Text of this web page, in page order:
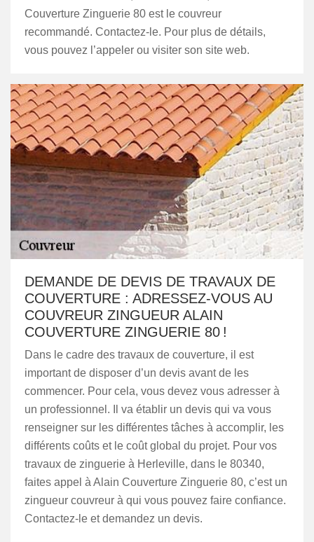
Couverture Zinguerie 80 est le couvreur
recommandé. Contactez-le. Pour plus de détails,
vous pouvez l’appeler ou visiter son site web.
DEMANDE DE DEVIS DE TRAVAUX DE
COUVERTURE : ADRESSEZ-VOUS AU
COUVREUR ZINGUEUR ALAIN
COUVERTURE ZINGUERIE 80 !
Dans le cadre des travaux de couverture, il est
important de disposer d’un devis avant de les
commencer. Pour cela, vous devez vous adresser à
un professionnel. Il va établir un devis qui va vous
renseigner sur les différentes tâches à accomplir, les
différents coûts et le coût global du projet. Pour vos
travaux de zinguerie à Herleville, dans le 80340,
faites appel à Alain Couverture Zinguerie 80, c’est un
zingueur couvreur à qui vous pouvez faire confiance.
Contactez-le et demandez un devis.